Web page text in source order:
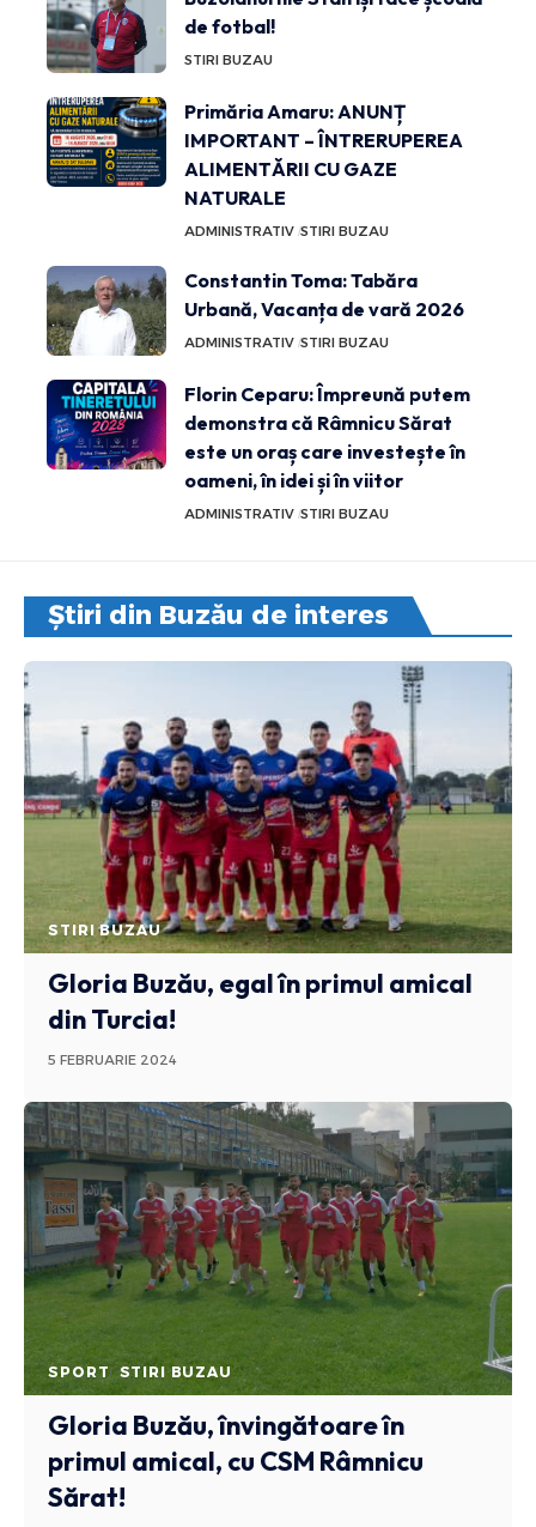
de fotbal!
STIRI BUZAU
Primăria Amaru: ANUNȚ
IMPORTANT – ÎNTRERUPEREA
ALIMENTĂRII CU GAZE
NATURALE
ADMINISTRATIV STIRI BUZAU
Constantin Toma: Tabăra
Urbană, Vacanța de vară 2026
ADMINISTRATIV STIRI BUZAU
Florin Ceparu: Împreună putem
demonstra că Râmnicu Sărat
este un oraș care investește în
oameni, în idei și în viitor
ADMINISTRATIV STIRI BUZAU
Știri din Buzău de interes
STIRI BUZAU
Gloria Buzău, egal în primul amical
din Turcia!
5 FEBRUARIE 2024
SPORT STIRI BUZAU
Gloria Buzău, învingătoare în
primul amical, cu CSM Râmnicu
Sărat!